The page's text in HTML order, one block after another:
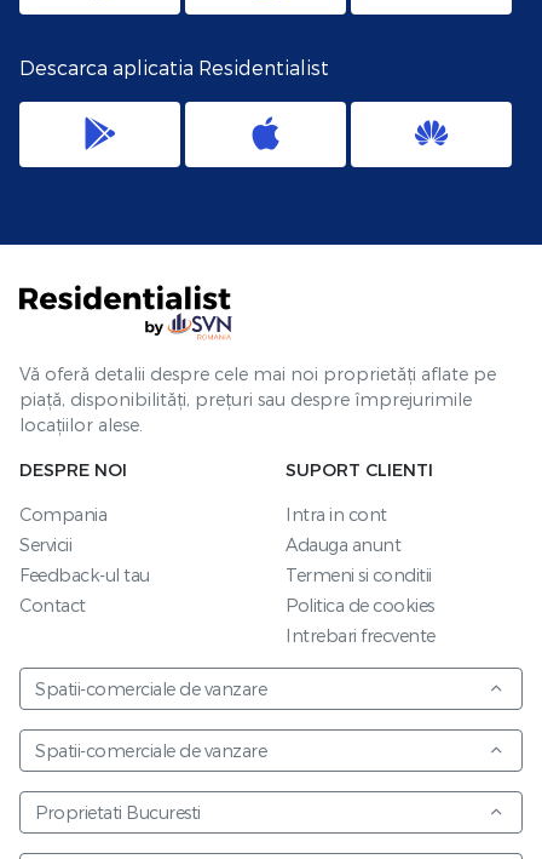
Descarca aplicatia Residentialist
Vă oferă detalii despre cele mai noi proprietăți aflate pe
piață, disponibilități, prețuri sau despre împrejurimile
locațiilor alese.
DESPRE NOI
Compania
Servicii
Feedback-ul tau
Contact
SUPORT CLIENTI
Intra in cont
Adauga anunt
Termeni si conditii
Politica de cookies
Intrebari frecvente
Spatii-comerciale de vanzare
Spatii-comerciale de vanzare
Proprietati Bucuresti